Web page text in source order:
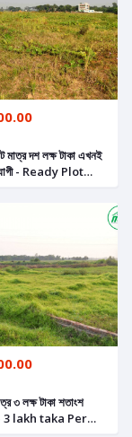
মাত্র দশ লক্ষ টাকা এখনই
- Ready Plot
৩ লক্ষ টাকা শতাংশ
- 3 lakh taka Per